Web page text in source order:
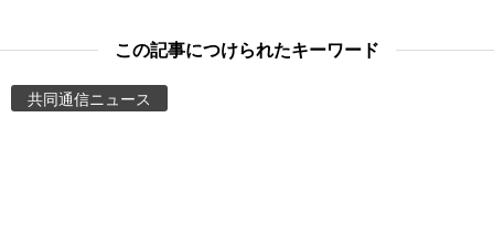
スポーツ・東京2020
Images
この記事につけられたキーワード
共同通信ニュース